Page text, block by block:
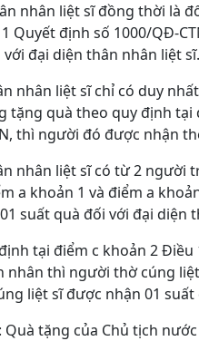
nhân liệt sĩ đồng thời là
Quyết định số 1000/QĐ-
đại diện thân nhân liệt sĩ.
nhân liệt sĩ chỉ có duy
tặng quà theo quy định tại
thì người đó được nhận
nhân liệt sĩ có từ 2 người
a khoản 1 và điểm a
suất quà đối với đại diện
tại điểm c khoản 2 Điều
nhân thì người thờ cúng
liệt sĩ được nhận 01 suất
Quà tặng của Chủ tịch